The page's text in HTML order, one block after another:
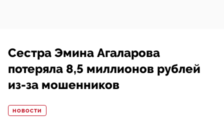
Сестра Эмина Агаларова
потеряла 8,5 миллионов рублей
из-за мошенников
НОВОСТИ